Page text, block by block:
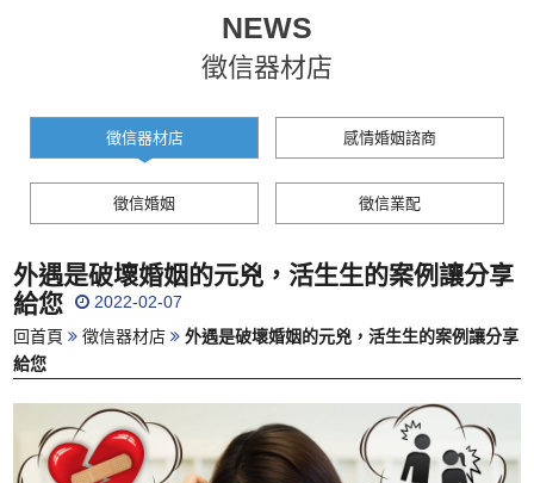
NEWS
徵信器材店
徵信器材店 感情婚姻諮商
徵信婚姻 徵信業配
外遇是破壞婚姻的元兇，活生生的案例讓分享
給您
2022-02-07
回首頁
徵信器材店
外遇是破壞婚姻的元兇，活生生的案例讓分享
給您